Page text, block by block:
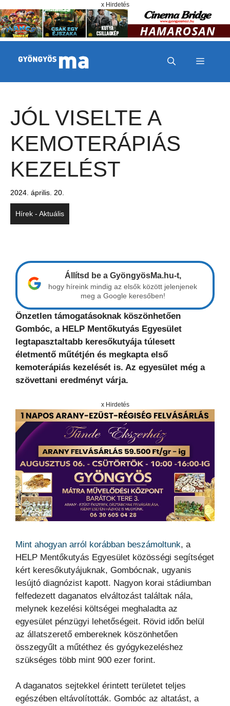
x Hirdetés
MENÜ
JÓL VISELTE A
KEMOTERÁPIÁS
KEZELÉST
2024. április. 20.
Hírek - Aktuális
Állítsd be a GyöngyösMa.hu-t,
hogy híreink mindig az elsők között jelenjenek
meg a Google keresőben!
Önzetlen támogatásoknak köszönhetően
Gombóc, a HELP Mentőkutyás Egyesület
legtapasztaltabb keresőkutyája túlesett
életmentő műtétjén és megkapta első
kemoterápiás kezelését is. Az egyesület még a
szövettani eredményt várja.
x Hirdetés
Mint ahogyan arról korábban beszámoltunk, a
HELP Mentőkutyás Egyesület közösségi segítséget
kért keresőkutyájuknak, Gombócnak, ugyanis
lesújtó diagnózist kapott. Nagyon korai stádiumban
felfedezett daganatos elváltozást találtak nála,
melynek kezelési költségei meghaladta az
egyesület pénzügyi lehetőségeit. Rövid időn belül
az állatszerető embereknek köszönhetően
összegyűlt a műtéthez és gyógykezeléshez
szükséges több mint 900 ezer forint.
A daganatos sejtekkel érintett területet teljes
egészében eltávolították. Gombóc az altatást, a